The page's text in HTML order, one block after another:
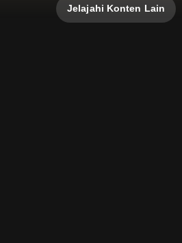
Jelajahi Konten Lain